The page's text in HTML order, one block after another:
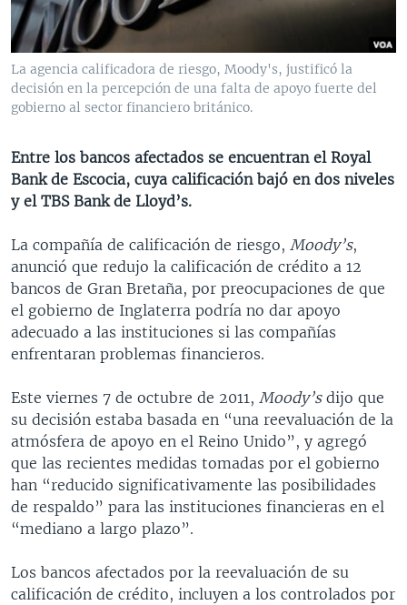
VENEZUELA
BRASIL
NICARAGUA
ECONOMÍA
ENTRETENIMIENTO Y CULTURA
TECNOLOGÍA
DEPORTES
MULTIMEDIA
VIDEOS
FOTOGRAFÍA
AUDIOS
PROGRAMAS TV
EL MUNDO AL DÍA
FORO INTERAMERICANO
LAS CLAVES
RADIO
AVANCE INFORMATIVO
BUENOS DÍAS AMÉRICA
ESTADOS UNIDOS AL DÍA
EL MUNDO AL DÍA [RADIO]
FORO [RADIO]
DEPORTIVO INTERNACIONAL
DIRECT
Learning English
SÍGANOS
Idiomas
La agencia calificadora de riesgo, Moody's, justificó la
decisión en la percepción de una falta de apoyo fuerte del
gobierno al sector financiero británico.
Entre los bancos afectados se encuentran el Royal
Bank de Escocia, cuya calificación bajó en dos niveles
y el TBS Bank de Lloyd’s.
La compañía de calificación de riesgo, Moody’s,
anunció que redujo la calificación de crédito a 12
bancos de Gran Bretaña, por preocupaciones de que
el gobierno de Inglaterra podría no dar apoyo
adecuado a las instituciones si las compañías
enfrentaran problemas financieros.
Este viernes 7 de octubre de 2011, Moody’sdijo que
su decisión estaba basada en “una reevaluación de la
atmósfera de apoyo en el Reino Unido”, y agregó
que las recientes medidas tomadas por el gobierno
han “reducido significativamente las posibilidades
de respaldo” para las instituciones financieras en el
“mediano a largo plazo”.
Los bancos afectados por la reevaluación de su
calificación de crédito, incluyen a los controlados por